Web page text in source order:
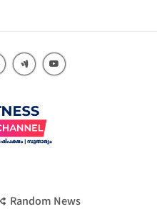
Channel
Random News